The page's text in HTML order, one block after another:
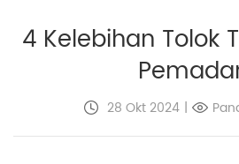
4 Kelebihan Tolok
28 Okt 2024 |